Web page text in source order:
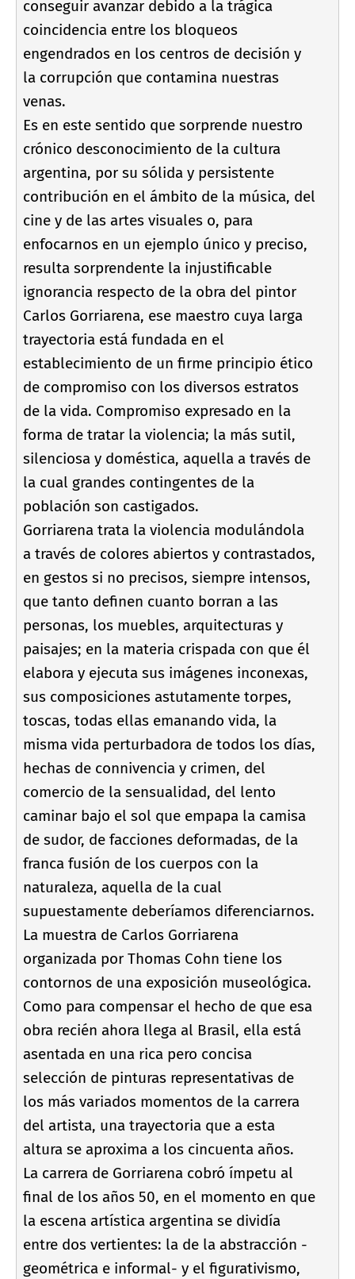
conseguir avanzar debido a la trágica
coincidencia entre los bloqueos
engendrados en los centros de decisión y
la corrupción que contamina nuestras
venas.
Es en este sentido que sorprende nuestro
crónico desconocimiento de la cultura
argentina, por su sólida y persistente
contribución en el ámbito de la música, del
cine y de las artes visuales o, para
enfocarnos en un ejemplo único y preciso,
resulta sorprendente la injustificable
ignorancia respecto de la obra del pintor
Carlos Gorriarena, ese maestro cuya larga
trayectoria está fundada en el
establecimiento de un firme principio ético
de compromiso con los diversos estratos
de la vida. Compromiso expresado en la
forma de tratar la violencia; la más sutil,
silenciosa y doméstica, aquella a través de
la cual grandes contingentes de la
población son castigados.
Gorriarena trata la violencia modulándola
a través de colores abiertos y contrastados,
en gestos si no precisos, siempre intensos,
que tanto definen cuanto borran a las
personas, los muebles, arquitecturas y
paisajes; en la materia crispada con que él
elabora y ejecuta sus imágenes inconexas,
sus composiciones astutamente torpes,
toscas, todas ellas emanando vida, la
misma vida perturbadora de todos los dí­as,
hechas de connivencia y crimen, del
comercio de la sensualidad, del lento
caminar bajo el sol que empapa la camisa
de sudor, de facciones deformadas, de la
franca fusión de los cuerpos con la
naturaleza, aquella de la cual
supuestamente deberí­amos diferenciarnos.
La muestra de Carlos Gorriarena
organizada por Thomas Cohn tiene los
contornos de una exposición museológica.
Como para compensar el hecho de que esa
obra recién ahora llega al Brasil, ella está
asentada en una rica pero concisa
selección de pinturas representativas de
los más variados momentos de la carrera
del artista, una trayectoria que a esta
altura se aproxima a los cincuenta años.
La carrera de Gorriarena cobró í­mpetu al
final de los años 50, en el momento en que
la escena artí­stica argentina se dividí­a
entre dos vertientes: la de la abstracción -
geométrica e informal- y el figurativismo,